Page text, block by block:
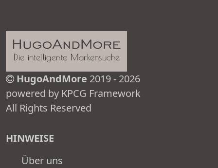
HugoAndMore 2019 - 2026
powered by KPCG Framework
All Rights Reserved
HINWEISE
Über uns